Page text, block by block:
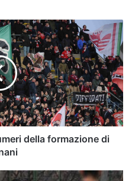
della formazione di